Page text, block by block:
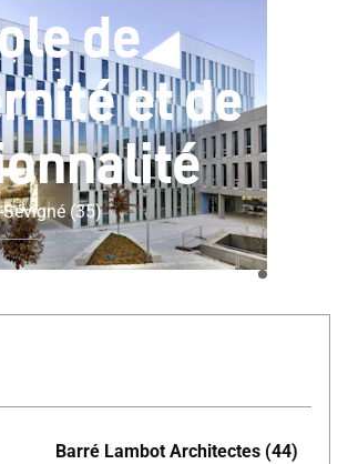
de
et de
Sévigné (35)
Barré Lambot Architectes (44)